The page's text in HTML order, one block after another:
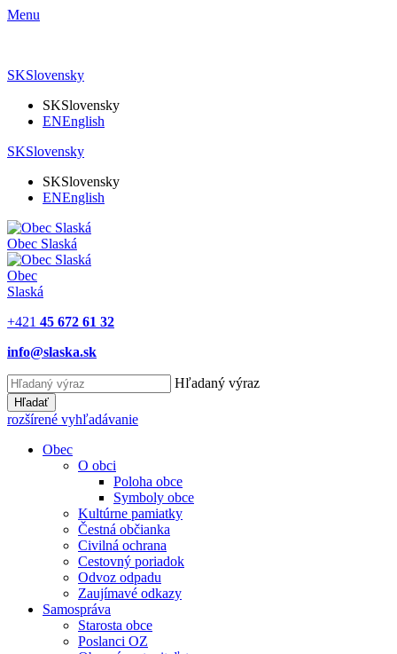
Menu
SKSlovensky
SKSlovensky
ENEnglish
SKSlovensky
SKSlovensky
ENEnglish
Obec Slaská
Obec
Slaská
+421 45 672 61 32
info@slaska.sk
Hľadaný výraz
Hľadať
rozšírené vyhľadávanie
Obec
O obci
Poloha obce
Symboly obce
Kultúrne pamiatky
Čestná občianka
Civilná ochrana
Cestovný poriadok
Odvoz odpadu
Zaujímavé odkazy
Samospráva
Starosta obce
Poslanci OZ